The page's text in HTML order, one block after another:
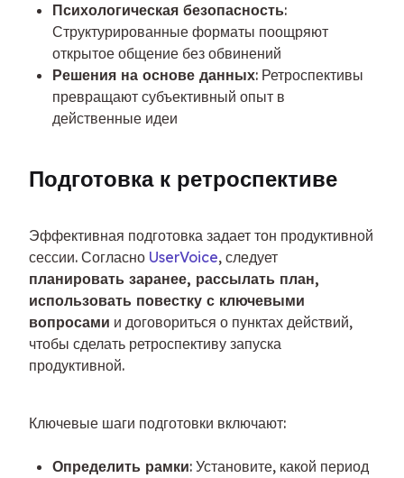
Психологическая безопасность:
Структурированные форматы поощряют
открытое общение без обвинений
Решения на основе данных: Ретроспективы
превращают субъективный опыт в
действенные идеи
Подготовка к ретроспективе
Эффективная подготовка задает тон продуктивной
сессии. Согласно UserVoice
планировать заранее, рассылать план,
использовать повестку с ключевыми
вопросами и договориться о пунктах действий,
чтобы сделать ретроспективу запуска
продуктивной.
Ключевые шаги подготовки включают:
Определить рамки: Установите, какой период